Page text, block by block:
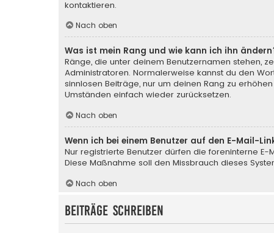
kontaktieren.
Nach oben
Was ist mein Rang und wie kann ich ihn
Ränge, die unter deinem Benutzernamen stehen,
Administratoren. Normalerweise kannst du den
sinnlosen Beiträge, nur um deinen Rang zu
Umständen einfach wieder zurücksetzen.
Nach oben
Wenn ich bei einem Benutzer auf den E-Mail-
Nur registrierte Benutzer dürfen die foreninterne
Diese Maßnahme soll den Missbrauch dieses
Nach oben
Beiträge schreiben